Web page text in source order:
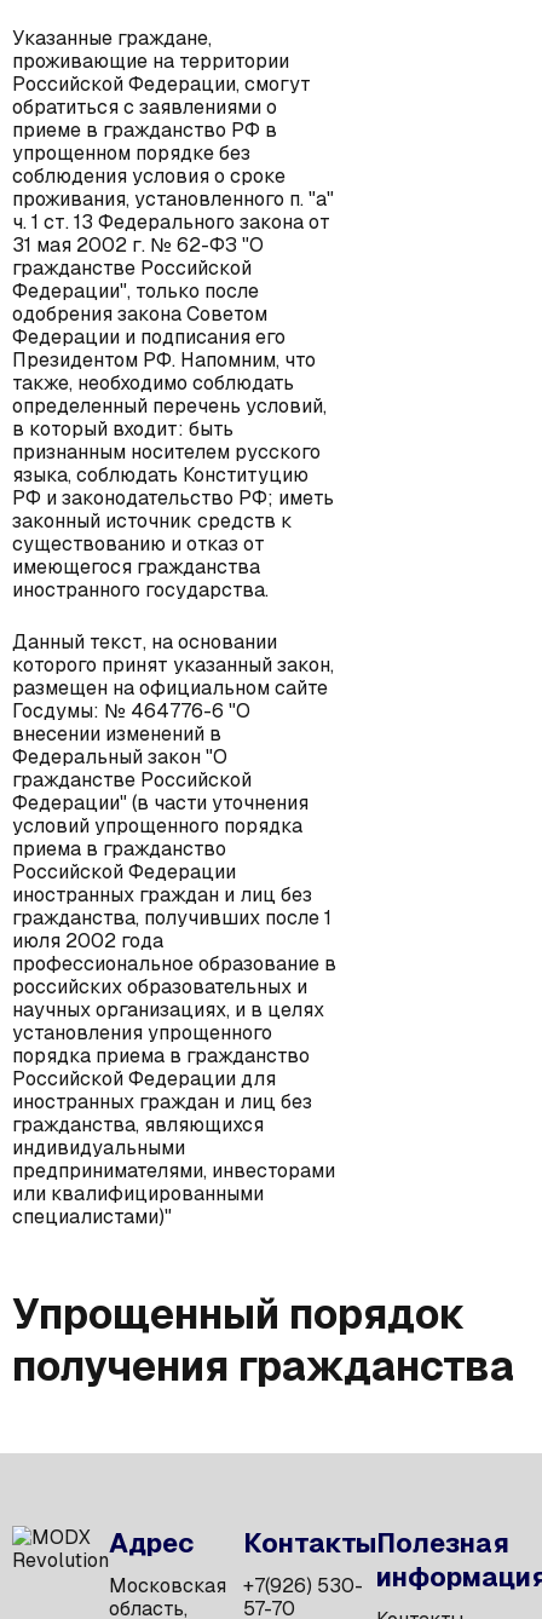
Указанные граждане,
проживающие на территории
Российской Федерации, смогут
обратиться с заявлениями о
приеме в гражданство РФ в
упрощенном порядке без
соблюдения условия о сроке
проживания, установленного п. "а"
ч. 1 ст. 13 Федерального закона от
31 мая 2002 г. № 62-ФЗ "О
гражданстве Российской
Федерации", только после
одобрения закона Советом
Федерации и подписания его
Президентом РФ. Напомним, что
также, необходимо соблюдать
определенный перечень условий,
в который входит: быть
признанным носителем русского
языка, соблюдать Конституцию
РФ и законодательство РФ; иметь
законный источник средств к
существованию и отказ от
имеющегося гражданства
иностранного государства.
Данный текст, на основании
которого принят указанный закон,
размещен на официальном сайте
Госдумы: № 464776-6 "О
внесении изменений в
Федеральный закон "О
гражданстве Российской
Федерации" (в части уточнения
условий упрощенного порядка
приема в гражданство
Российской Федерации
иностранных граждан и лиц без
гражданства, получивших после 1
июля 2002 года
профессиональное образование в
российских образовательных и
научных организациях, и в целях
установления упрощенного
порядка приема в гражданство
Российской Федерации для
иностранных граждан и лиц без
гражданства, являющихся
индивидуальными
предпринимателями, инвесторами
или квалифицированными
специалистами)"
Упрощенный порядок
получения гражданства
Адрес
Московская
область,
Контакты
+7(926) 530-
57-70
Полезная